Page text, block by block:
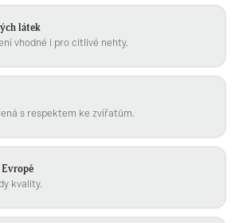
látek
vhodné i pro citlivé nehty.
s respektem ke zvířatům.
kvality.